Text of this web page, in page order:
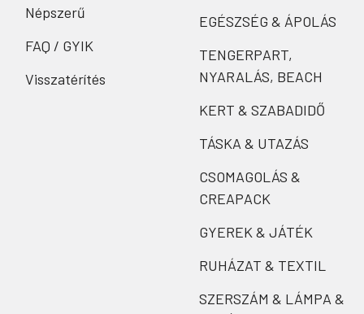
Népszerű
FAQ / GYIK
Visszatérítés
EGÉSZSÉG & ÁPOLÁS
TENGERPART,
NYARALÁS, BEACH
KERT & SZABADIDŐ
TÁSKA & UTAZÁS
CSOMAGOLÁS &
CREAPACK
GYEREK & JÁTÉK
RUHÁZAT & TEXTIL
SZERSZÁM & LÁMPA &